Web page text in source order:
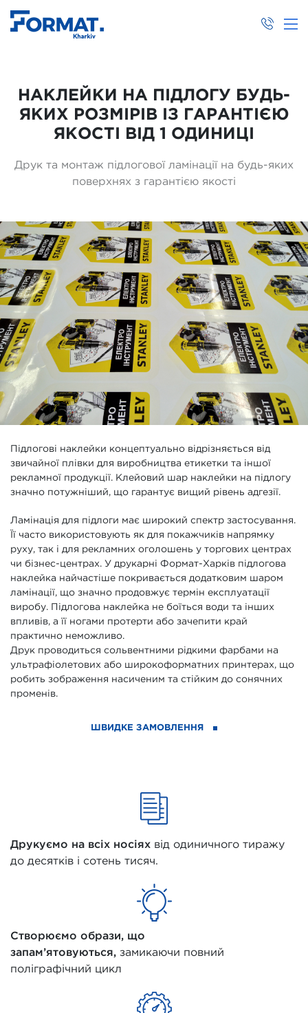
НАКЛЕЙКИ НА ПІДЛОГУ БУДЬ-
ЯКИХ РОЗМІРІВ ІЗ ГАРАНТІЄЮ
ЯКОСТІ ВІД 1 ОДИНИЦІ
Друк та монтаж підлогової ламінації на будь-яких
поверхнях з гарантією якості
Підлогові наклейки концептуально відрізняється від
звичайної плівки для виробництва етикетки та іншої
рекламної продукції. Клейовий шар наклейки на підлогу
значно потужніший, що гарантує вищий рівень адгезії.
Ламінація для підлоги має широкий спектр застосування.
Її часто використовують як для покажчиків напрямку
руху, так і для рекламних оголошень у торгових центрах
чи бізнес-центрах. У друкарні Формат-Харків підлогова
наклейка найчастіше покривається додатковим шаром
ламінації, що значно продовжує термін експлуатації
виробу. Підлогова наклейка не боїться води та інших
впливів, а її ногами протерти або зачепити край
практично неможливо.
Друк проводиться сольвентними рідкими фарбами на
ультрафіолетових або широкоформатних принтерах, що
робить зображення насиченим та стійким до сонячних
променів.
ШВИДКЕ ЗАМОВЛЕННЯ
Друкуємо на всіх носіях від одиничного тиражу
до десятків і сотень тисяч.
Створюємо образи, що
запам’ятовуються, замикаючи повний
поліграфічний цикл